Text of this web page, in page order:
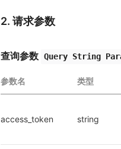
2. 请求参数
查询参数 Query String
参数名 类型
access_token string